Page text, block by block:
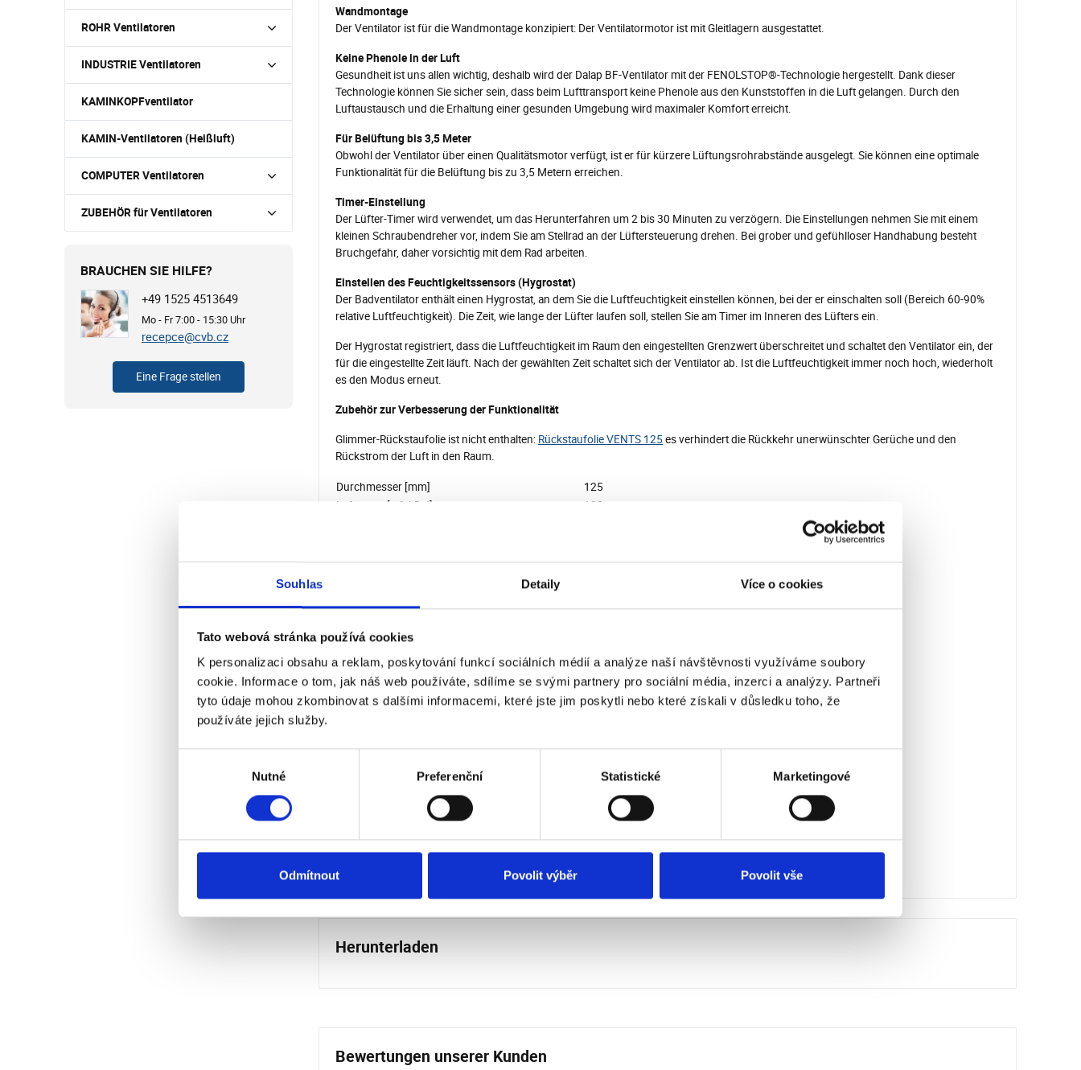
Souhlas Detaily Více o cookies
Tato webová stránka používá cookies
K personalizaci obsahu a reklam, poskytování funkcí sociálních médií a analýze naší návštěvnosti využíváme soubory
cookie. Informace o tom, jak náš web používáte, sdílíme se svými partnery pro sociální média, inzerci a analýzy. Partneři
tyto údaje mohou zkombinovat s dalšími informacemi, které jste jim poskytli nebo které získali v důsledku toho, že
používáte jejich služby.
Nutné Preferenční Statistické Marketingové
Odmítnout Povolit výběr Povolit vše
Wandmontage
Der Ventilator ist für die Wandmontage konzipiert: Der Ventilatormotor ist mit Gleitlagern ausgestattet.
Keine Phenole in der Luft
Gesundheit ist uns allen wichtig, deshalb wird der Dalap BF-Ventilator mit der FENOLSTOP®-Technologie hergestellt. Dank dieser
Technologie können Sie sicher sein, dass beim Lufttransport keine Phenole aus den Kunststoffen in die Luft gelangen. Durch den
Luftaustausch und die Erhaltung einer gesunden Umgebung wird maximaler Komfort erreicht.
Für Belüftung bis 3,5 Meter
Obwohl der Ventilator über einen Qualitätsmotor verfügt, ist er für kürzere Lüftungsrohrabstände ausgelegt. Sie können eine optimale
Funktionalität für die Belüftung bis zu 3,5 Metern erreichen.
Timer-Einstellung
Der Lüfter-Timer wird verwendet, um das Herunterfahren um 2 bis 30 Minuten zu verzögern. Die Einstellungen nehmen Sie mit einem
kleinen Schraubendreher vor, indem Sie am Stellrad an der Lüftersteuerung drehen. Bei grober und gefühlloser Handhabung besteht
Bruchgefahr, daher vorsichtig mit dem Rad arbeiten.
Einstellen des Feuchtigkeitssensors (Hygrostat)
Der Badventilator enthält einen Hygrostat, an dem Sie die Luftfeuchtigkeit einstellen können, bei der er einschalten soll (Bereich 60-90%
relative Luftfeuchtigkeit). Die Zeit, wie lange der Lüfter laufen soll, stellen Sie am Timer im Inneren des Lüfters ein.
Der Hygrostat registriert, dass die Luftfeuchtigkeit im Raum den eingestellten Grenzwert überschreitet und schaltet den Ventilator ein, der
für die eingestellte Zeit läuft. Nach der gewählten Zeit schaltet sich der Ventilator ab. Ist die Luftfeuchtigkeit immer noch hoch, wiederholt
es den Modus erneut.
Zubehör zur Verbesserung der Funktionalität
Glimmer-Rückstaufolie ist nicht enthalten: Rückstaufolie VENTS 125 es verhindert die Rückkehr unerwünschter Gerüche und den
Rückstrom der Luft in den Raum.
Durchmesser [mm]
125
Luftstrom [m³ / Std]
108
Geschwindigkeit [min]
1830
Spannung [V]
Temperatur max [°C]
40
Timer
Ja
Feuchtigkeitssensors
Ja
Zertifizierungszeichen [CE]
CE
5.000 Std
Herunterladen
Bewertungen unserer Kunden
ROHR Ventilatoren
INDUSTRIE Ventilatoren
KAMINKOPFventilator
KAMIN-Ventilatoren (Heißluft)
COMPUTER Ventilatoren
ZUBEHÖR für Ventilatoren
BRAUCHEN SIE HILFE?
+49 1525 4513649
Mo - Fr 7:00 - 15:30 Uhr
recepce@cvb.cz
Eine Frage stellen